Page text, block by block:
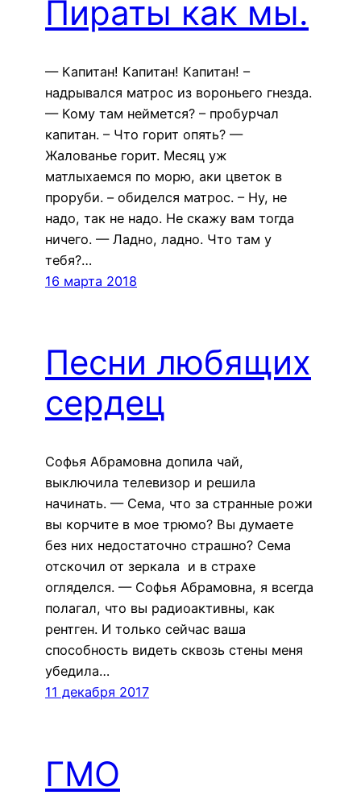
Пираты как мы.
— Капитан! Капитан! Капитан! –
надрывался матрос из вороньего гнезда.
— Кому там неймется? – пробурчал
капитан. – Что горит опять? —
Жалованье горит. Месяц уж
матлыхаемся по морю, аки цветок в
проруби. – обиделся матрос. – Ну, не
надо, так не надо. Не скажу вам тогда
ничего. — Ладно, ладно. Что там у
тебя?…
16 марта 2018
Песни любящих
сердец
Софья Абрамовна допила чай,
выключила телевизор и решила
начинать. — Сема, что за странные рожи
вы корчите в мое трюмо? Вы думаете
без них недостаточно страшно? Сема
отскочил от зеркала и в страхе
огляделся. — Софья Абрамовна, я всегда
полагал, что вы радиоактивны, как
рентген. И только сейчас ваша
способность видеть сквозь стены меня
убедила…
11 декабря 2017
ГМО